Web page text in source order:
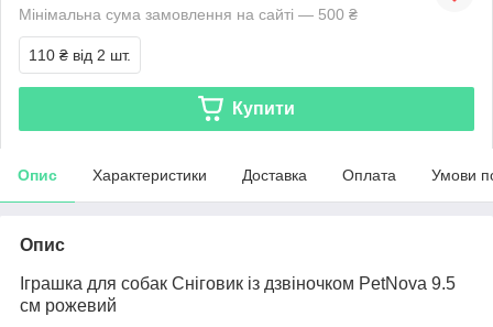
Мінімальна сума замовлення на сайті — 500 ₴
110 ₴ від 2 шт.
Купити
Опис Характеристики Доставка Оплата Умови
Опис
Іграшка для собак Сніговик із дзвіночком PetNova 9.5
см рожевий